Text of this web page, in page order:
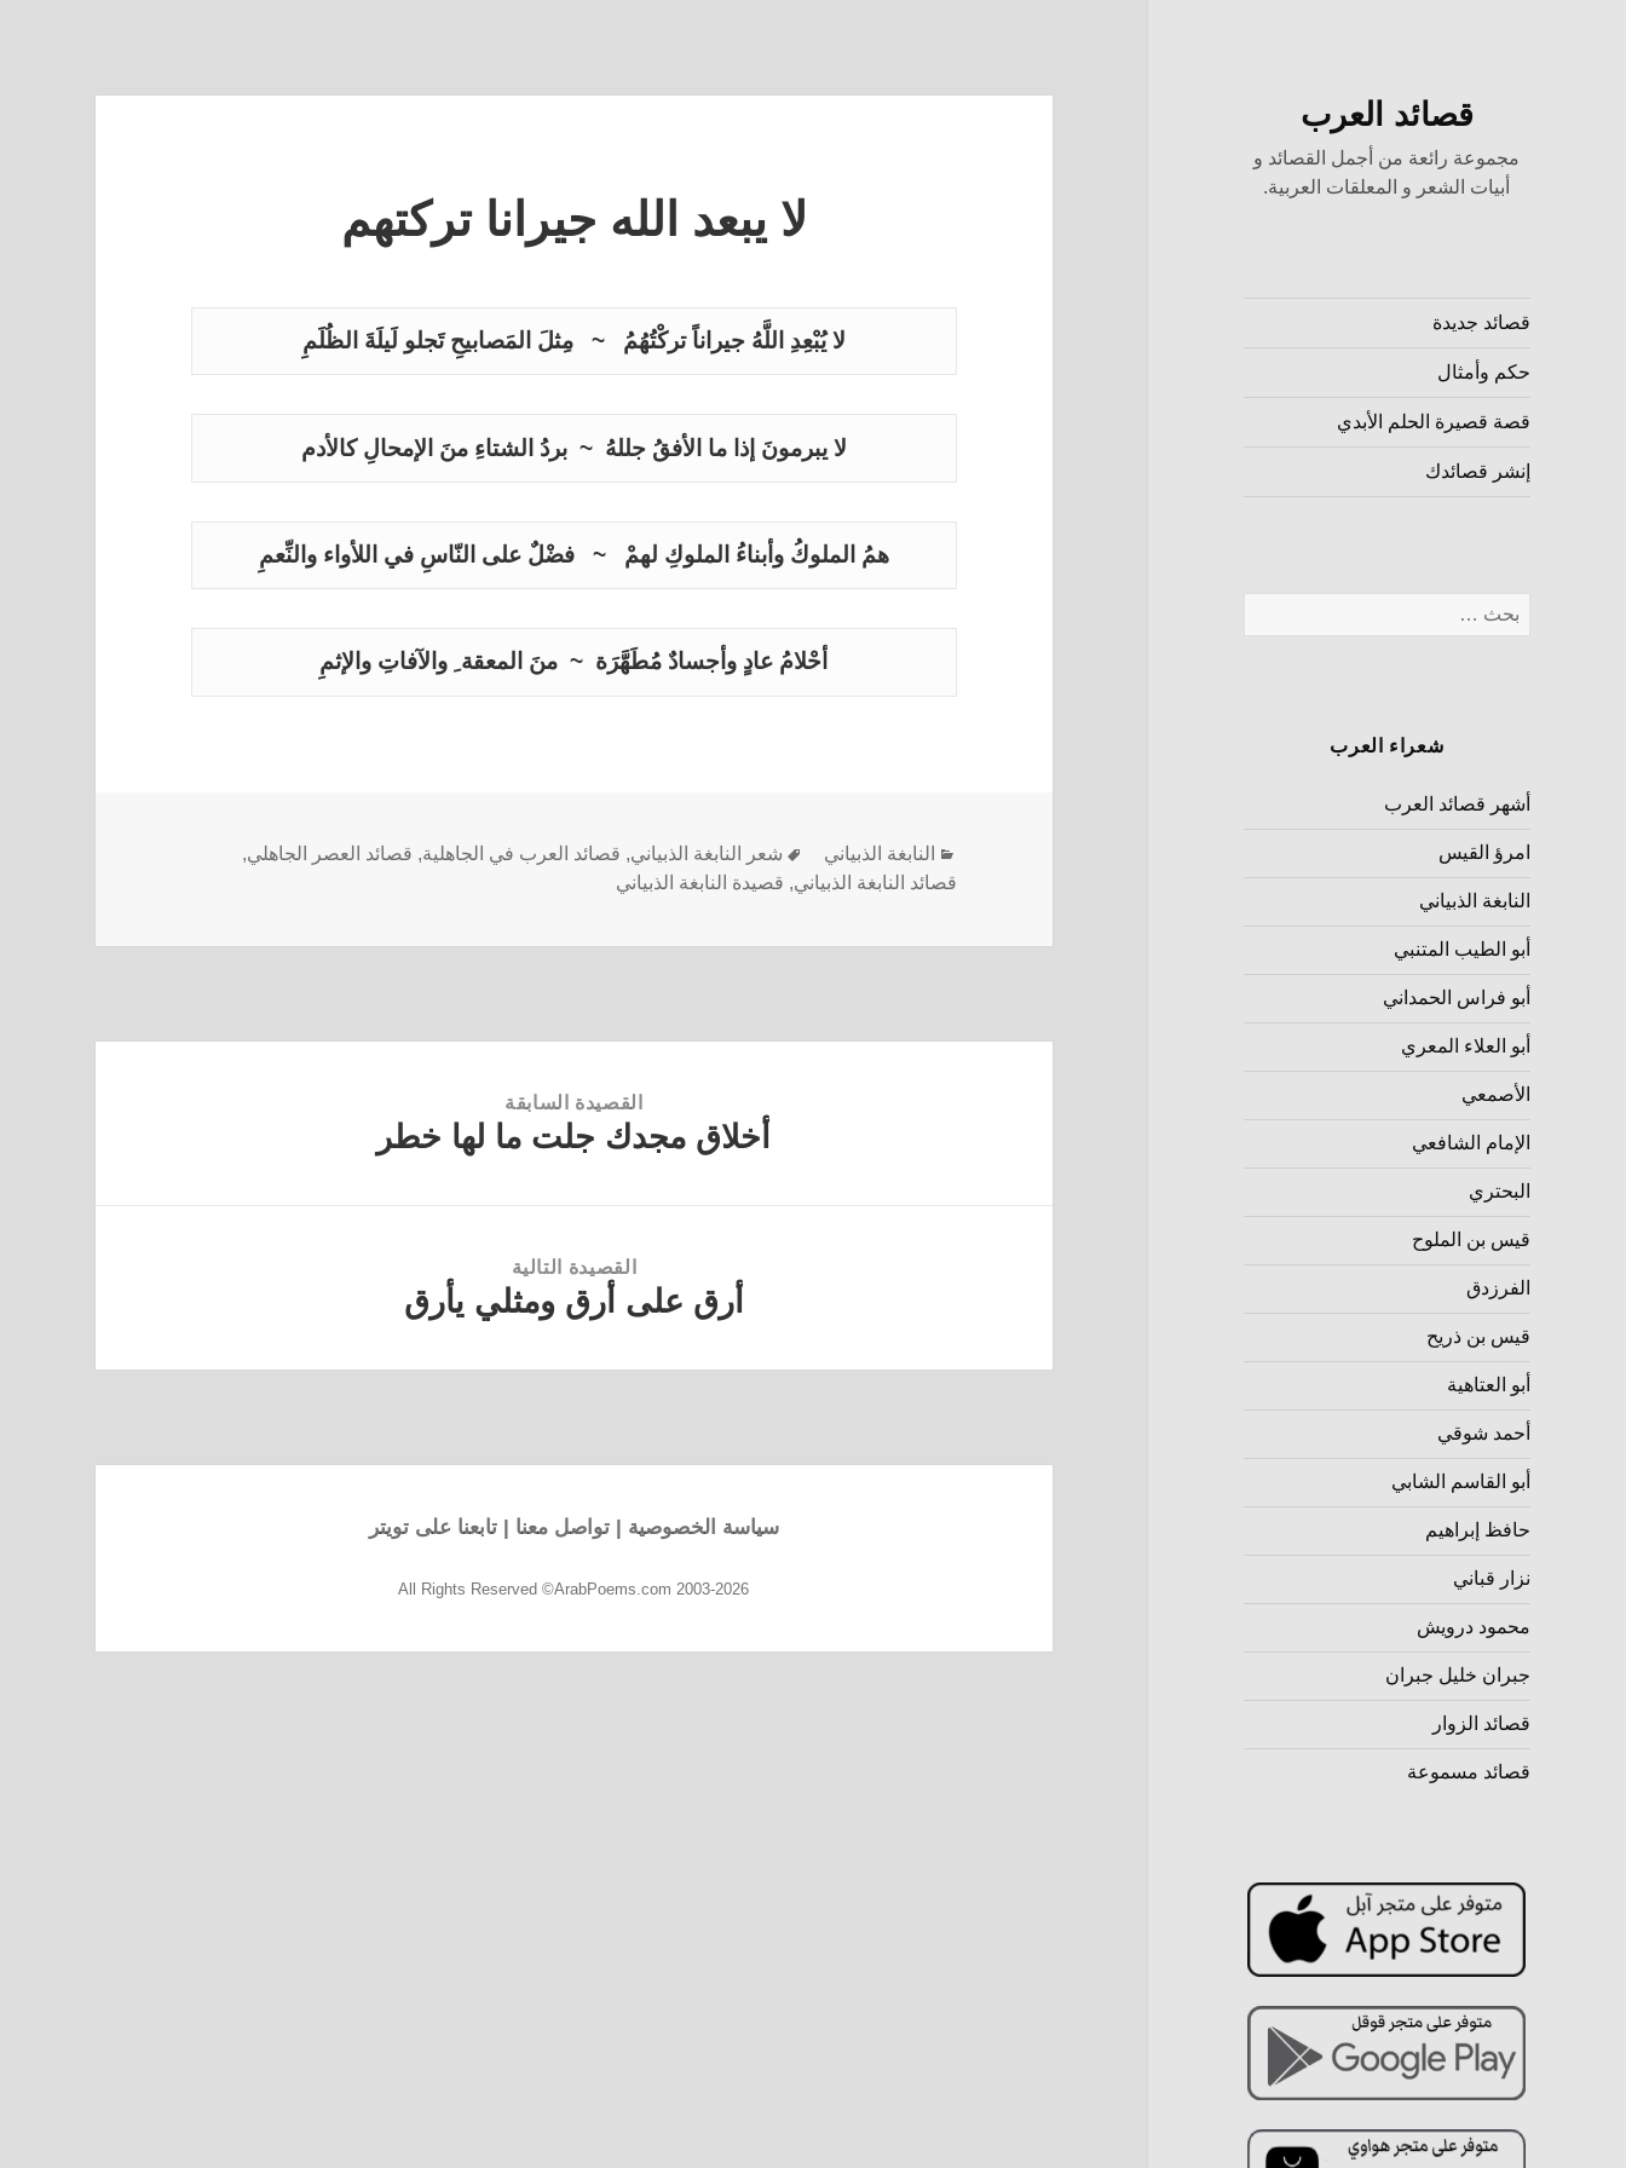
قصائد العرب
مجموعة رائعة من أجمل القصائد و
أبيات الشعر و المعلقات العربية.
قصائد جديدة
حكم وأمثال
قصة قصيرة الحلم الأبدي
إنشر قصائدك
شعراء العرب
أشهر قصائد العرب
امرؤ القيس
النابغة الذبياني
أبو الطيب المتنبي
أبو فراس الحمداني
أبو العلاء المعري
الأصمعي
الإمام الشافعي
البحتري
قيس بن الملوح
الفرزدق
قيس بن ذريح
أبو العتاهية
أحمد شوقي
أبو القاسم الشابي
حافظ إبراهيم
نزار قباني
محمود درويش
جبران خليل جبران
قصائد الزوار
قصائد مسموعة
لا يبعد الله جيرانا تركتهم
لا يُبْعِدِ اللَّهُ جيراناً تركْتُهُمُ   ~   مِثلَ المَصابيحِ تَجلو لَيلَةَ الظُلَمِ
لا يبرمونَ إذا ما الأفقُ جللهُ  ~  بردُ الشتاءِ منَ الإمحالِ كالأدم
همُ الملوكُ وأبناءُ الملوكِ لهمْ   ~   فضْلٌ على النّاسِ في اللأواء والنِّعمِ
أحْلامُ عادٍ وأجسادٌ مُطَهَّرَة  ~  منَ المعقة ِ والآفاتِ والإثمِ
النابغة الذبياني شعر النابغة الذبياني, قصائد العرب في الجاهلية, قصائد العصر الجاهلي,
قصائد النابغة الذبياني, قصيدة النابغة الذبياني
القصيدة السابقة
أخلاق مجدك جلت ما لها خطر
القصيدة التالية
أرق على أرق ومثلي يأرق
سياسة الخصوصية |تواصل معنا |تابعنا على تويتر
All Rights Reserved ©ArabPoems.com 2003-2026